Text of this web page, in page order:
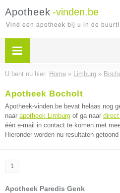
Apotheek -vinden.be
Vind een apotheek bij u in de buurt!
U bent nu hier: Home » Limburg »
Apotheek Bocholt
Apotheek-vinden.be bevat helaas nog
naar apotheek Limburg of ga naar
één e-mail in contact te komen met
Hieronder worden nu resultaten
1
Apotheek Paredis Genk